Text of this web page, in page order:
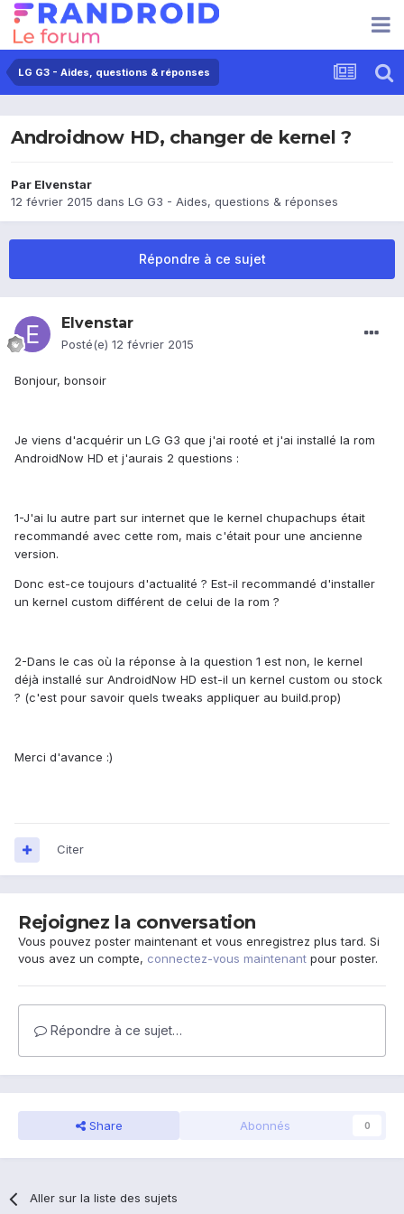
LG G3 - Aides, questions & réponses
Androidnow HD, changer de kernel ?
Par Elvenstar
12 février 2015 dans LG G3 - Aides, questions & réponses
Répondre à ce sujet
Elvenstar
Posté(e) 12 février 2015
Bonjour, bonsoir
Je viens d'acquérir un LG G3 que j'ai rooté et j'ai installé la rom
AndroidNow HD et j'aurais 2 questions :
1-J'ai lu autre part sur internet que le kernel chupachups était
recommandé avec cette rom, mais c'était pour une ancienne
version.
Donc est-ce toujours d'actualité ? Est-il recommandé d'installer
un kernel custom différent de celui de la rom ?
2-Dans le cas où la réponse à la question 1 est non, le kernel
déjà installé sur AndroidNow HD est-il un kernel custom ou stock
? (c'est pour savoir quels tweaks appliquer au build.prop)
Merci d'avance :)
Citer
Rejoignez la conversation
Vous pouvez poster maintenant et vous enregistrez plus tard. Si
vous avez un compte, connectez-vous maintenant pour poster.
Répondre à ce sujet…
Share Abonnés 0
Aller sur la liste des sujets